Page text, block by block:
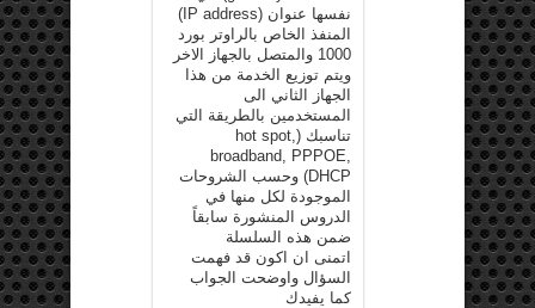
نفسها عنوان (IP address)
المنفذ الخاص بالراوتر بورد
1000 والمتصل بالجهاز الاخر
ويتم توزيع الخدمة من هذا
الجهاز الثاني الى
المستخدمين بالطريقة التي
تناسبك (hot spot,
broadband, PPPOE,
DHCP) وحسب الشروحات
الموجودة لكل منها في
الدروس المنشورة سابقاً
ضمن هذه السلسلة
اتمنى ان اكون قد فهمت
السؤال واوضحت الجواب
كما يفيدك